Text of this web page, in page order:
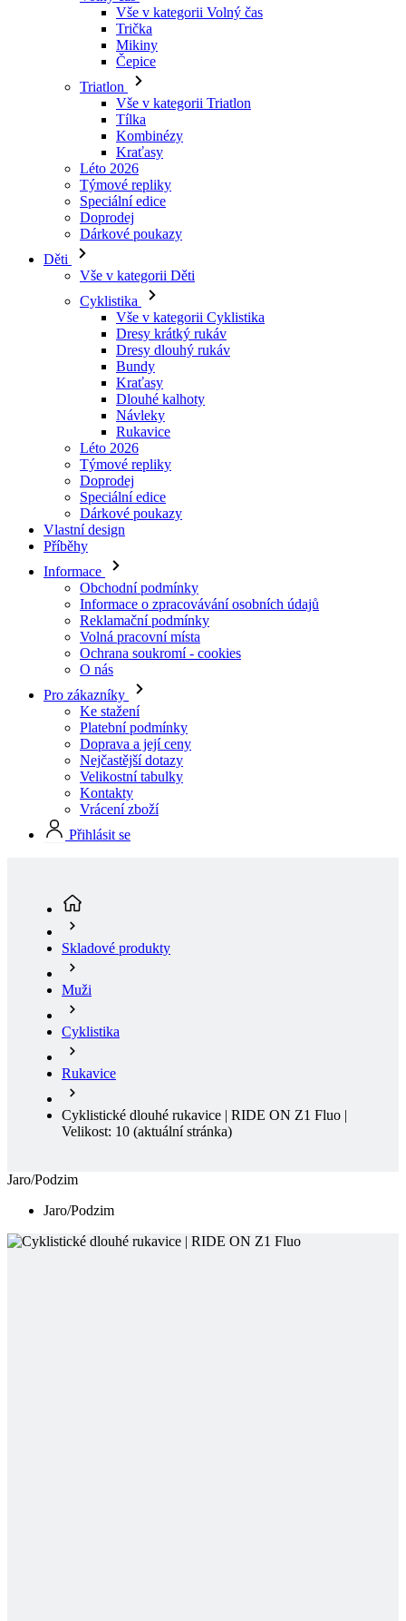
Triatlon
Vše v kategorii Triatlon
Tílka
Kombinézy
Kraťasy
Léto 2026
Týmové repliky
Speciální edice
Doprodej
Dárkové poukazy
Děti
Vše v kategorii Děti
Cyklistika
Vše v kategorii Cyklistika
Dresy dlouhý rukáv
Bundy
Kraťasy
Dlouhé kalhoty
Návleky
Rukavice
Léto 2026
Týmové repliky
Doprodej
Speciální edice
Dárkové poukazy
Vlastní design
Příběhy
Informace
Obchodní podmínky
Informace o zpracovávání osobních údajů
Reklamační podmínky
Volná pracovní místa
Ochrana soukromí - cookies
O nás
Pro zákazníky
Ke stažení
Platební podmínky
Doprava a její ceny
Nejčastější dotazy
Velikostní tabulky
Kontakty
Vrácení zboží
Přihlásit se
Muži
Cyklistika
Rukavice
Cyklistické dlouhé rukavice | RIDE ON Z1 Fluo |
Velikost: 10
Jaro/Podzim
Jaro/Podzim